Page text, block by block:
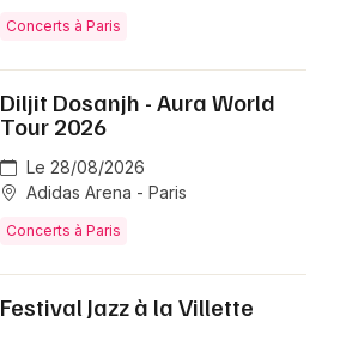
Concerts à Paris
Diljit Dosanjh - Aura World
Tour 2026
Le 28/08/2026
Adidas Arena - Paris
Concerts à Paris
Festival Jazz à la Villette